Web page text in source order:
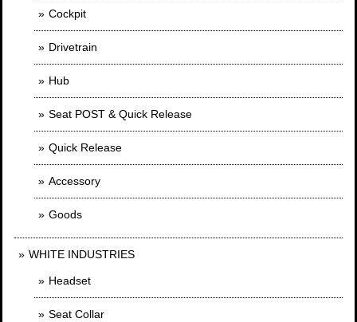
Cockpit
Drivetrain
Hub
Seat POST & Quick Release
Quick Release
Accessory
Goods
WHITE INDUSTRIES
Headset
Seat Collar